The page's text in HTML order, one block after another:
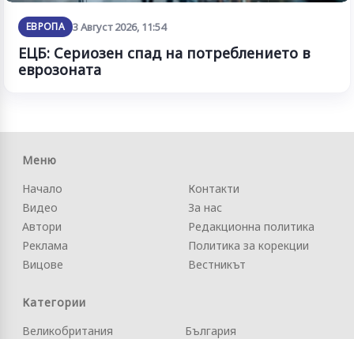
ЕВРОПА 3 Август 2026, 11:54
ЕЦБ: Сериозен спад на потреблението в
еврозоната
Меню
Начало
Видео
Автори
Реклама
Вицове
Контакти
За нас
Редакционна политика
Политика за корекции
Вестникът
Категории
Великобритания
България